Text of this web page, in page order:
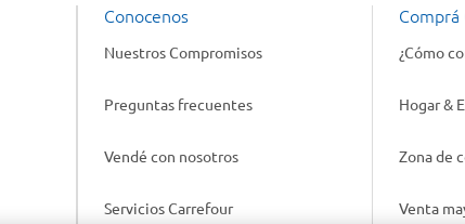
Conocenos
Nuestros Compromisos
Preguntas frecuentes
Vendé con nosotros
Servicios Carrefour
Comprá
¿Cómo
Hogar &
Zona de
Venta